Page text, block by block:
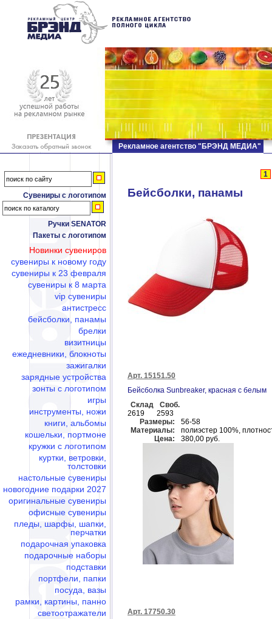
Сувениры с логотипом
Ручки SENATOR
Пакеты с логотипом
Новинки сувениров
сувениры к новому году
сувениры к 23 февраля
сувениры к 8 марта
vip сувениры
антистресс
бейсболки, панамы
брелки
визитницы
ежедневники, блокноты
зажигалки
зарядные устройства
зонты с логотипом
игры
инструменты, ножи
книги, альбомы
кошельки, портмоне
кружки с логотипом
куртки, ветровки,
толстовки
настольные сувениры
новогодние подарки 2027
оригинальные сувениры
офисные сувениры
пледы, шарфы, шапки,
перчатки
подарочная упаковка
подарочные наборы
подставки
портфели, папки
посуда, вазы
рамки, картины, панно
светоотражатели
Рекламное агентство "БРЭНД МЕДИА"
1
Бейсболки, панамы
Арт. 15151.50
Бейсболка Sunbreaker, красная с белым
Склад
Своб.
2619
2593
Размеры:
56-58
Материалы:
полиэстер 100%,
Цена:
380,00 руб.
Арт. 17750.30